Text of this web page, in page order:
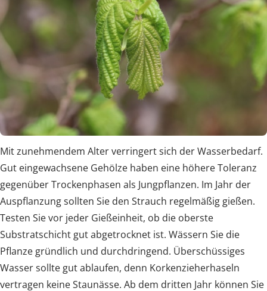
Mit zunehmendem Alter verringert sich der Wasserbedarf.
Gut eingewachsene Gehölze haben eine höhere Toleranz
gegenüber Trockenphasen als Jungpflanzen. Im Jahr der
Auspflanzung sollten Sie den Strauch regelmäßig gießen.
Testen Sie vor jeder Gießeinheit, ob die oberste
Substratschicht gut abgetrocknet ist. Wässern Sie die
Pflanze gründlich und durchdringend. Überschüssiges
Wasser sollte gut ablaufen, denn Korkenzieherhaseln
vertragen keine Staunässe. Ab dem dritten Jahr können Sie